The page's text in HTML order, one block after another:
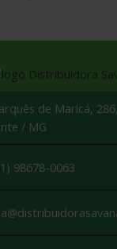
de Maricá,
/ MG
98678-0063